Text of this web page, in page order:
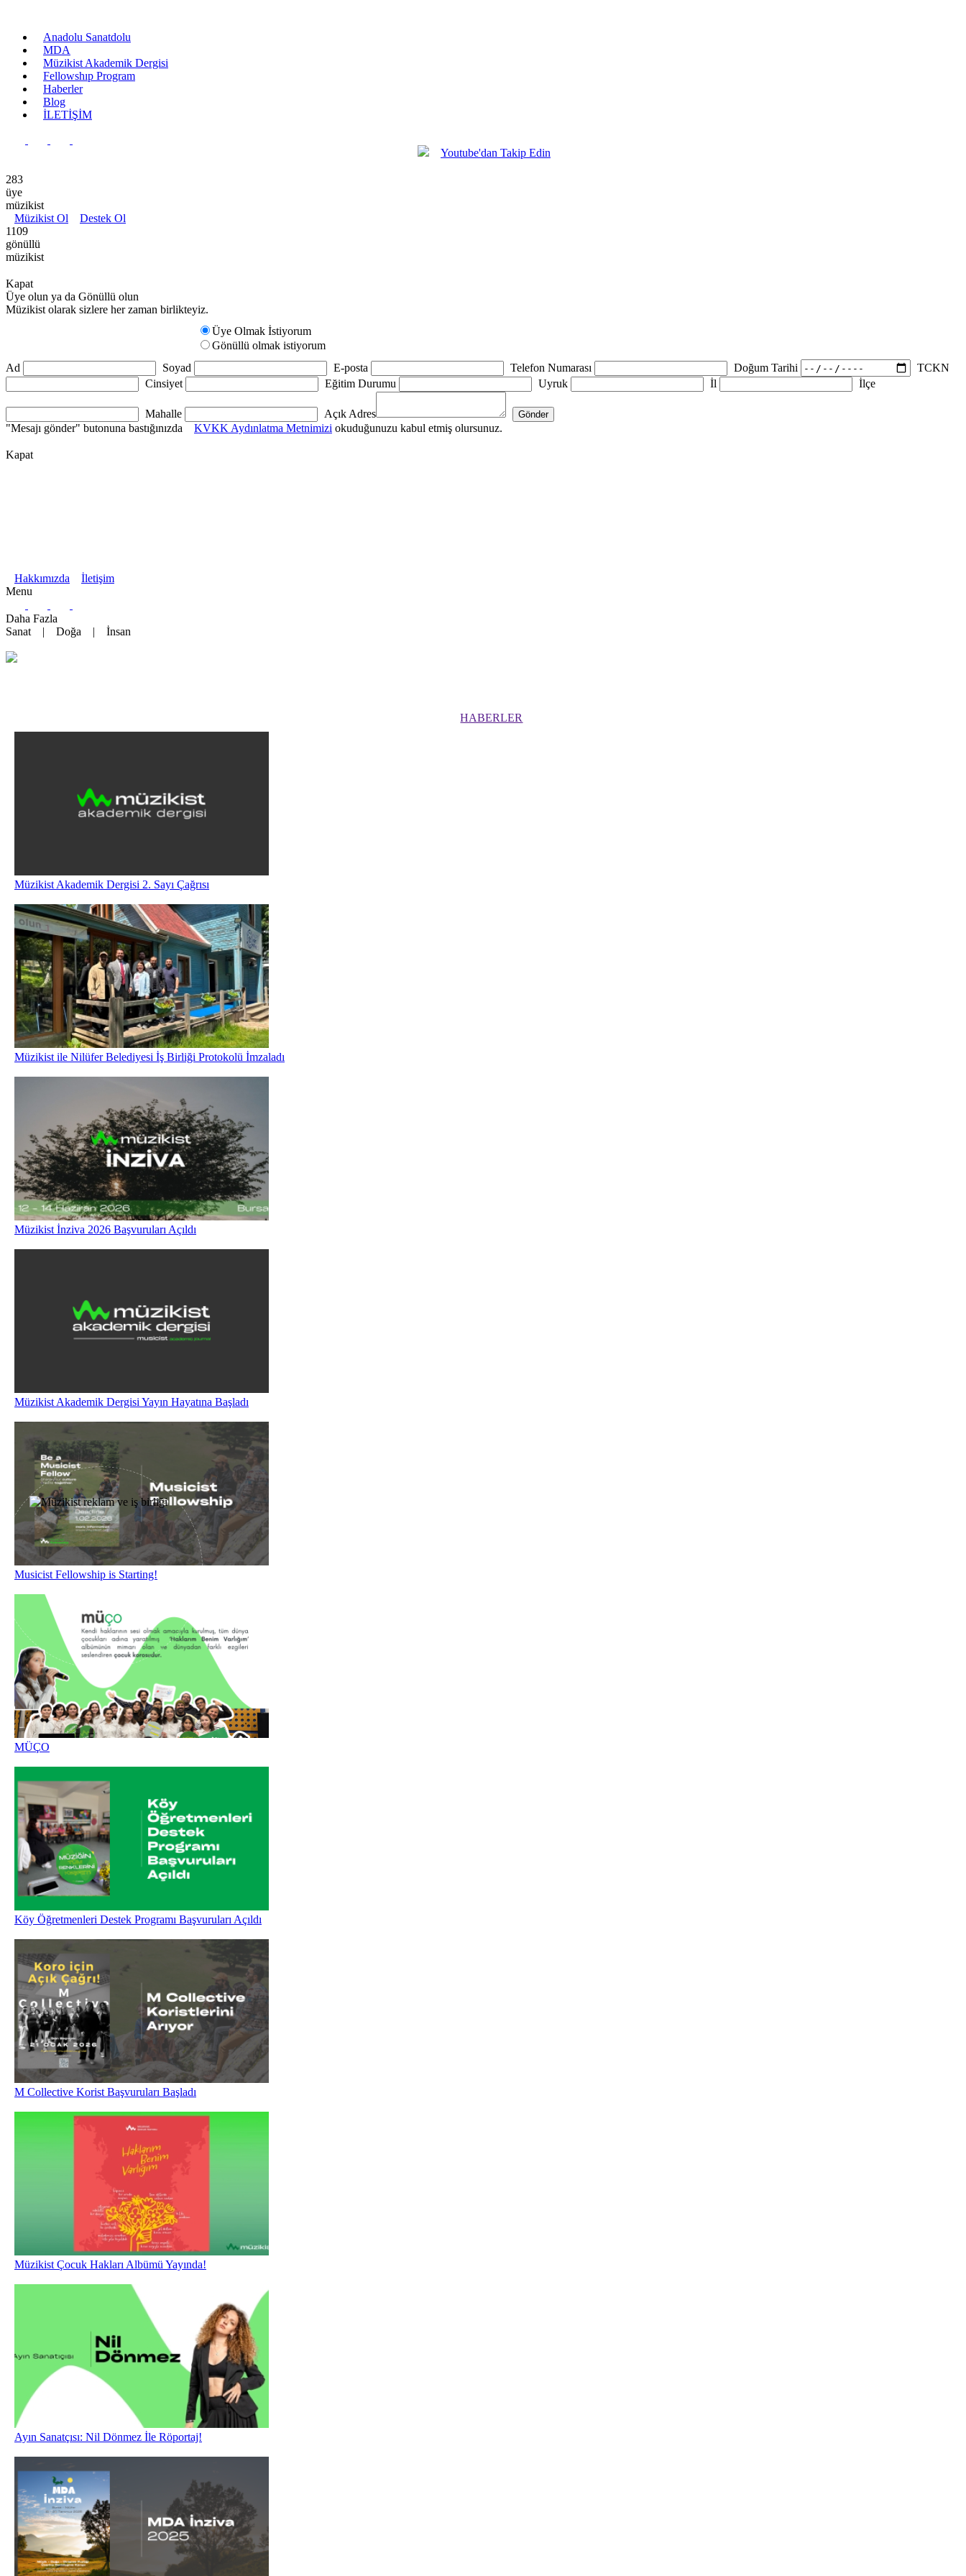
Anadolu Sanatdolu
MDA
Müzikist Akademik Dergisi
Fellowshıp Program
Haberler
Blog
İLETİŞİM
Youtube'dan Takip Edin
283
üye
müzikist
Müzikist Ol
Destek Ol
1109
gönüllü
müzikist
Kapat
Üye olun ya da Gönüllü olun
Müzikist olarak sizlere her zaman birlikteyiz.
Üye Olmak İstiyorum
Gönüllü olmak istiyorum
Ad
Soyad E-posta Telefon Numarası Doğum Tarihi
TCKN
Cinsiyet
Eğitim Durumu Uyruk İl İlçe
Mahalle
Açık Adres
"Mesajı gönder" butonuna bastığınızda
KVKK Aydınlatma Metnimizi okuduğunuzu kabul etmiş olursunuz.
Kapat
Hakkımızda
İletişim
Menu
Daha Fazla
Sanat
| Doğa | İnsan
HABERLER
Müzikist Akademik Dergisi 2. Sayı Çağrısı
Müzikist ile Nilüfer Belediyesi İş Birliği Protokolü İmzaladı
Müzikist İnziva 2026 Başvuruları Açıldı
Müzikist Akademik Dergisi Yayın Hayatına Başladı
Musicist Fellowship is Starting!
MÜÇO
Köy Öğretmenleri Destek Programı Başvuruları Açıldı
M Collective Korist Başvuruları Başladı
Müzikist Çocuk Hakları Albümü Yayında!
Ayın Sanatçısı: Nil Dönmez İle Röportaj!